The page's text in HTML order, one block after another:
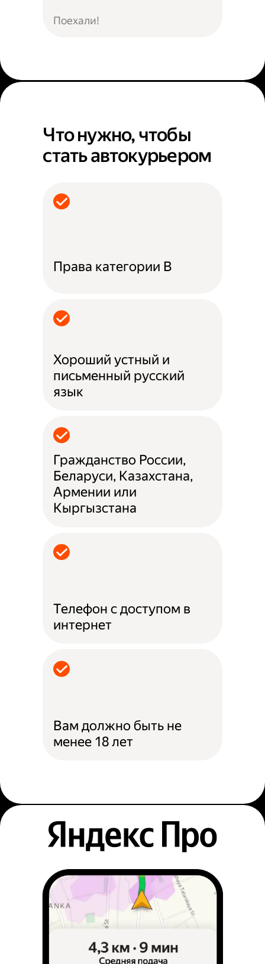
Поехали!
Что нужно, чтобы
стать автокурьером
Права категории B
Хороший устный и
письменный русский
язык
Гражданство России,
Беларуси, Казахстана,
Армении или
Кыргызстана
Телефон с доступом в
интернет
Вам должно быть не
менее 18 лет